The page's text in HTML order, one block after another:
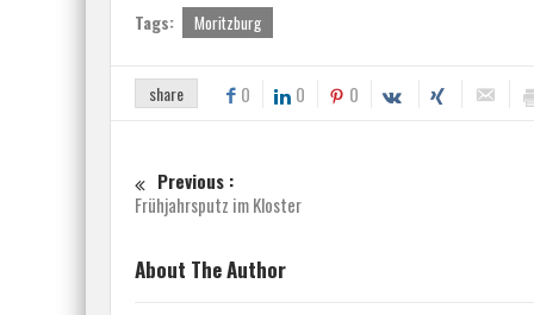
Tags: Moritzburg
share 0 0 0
Previous :
Frühjahrsputz im Kloster
About The Author